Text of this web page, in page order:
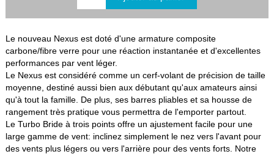
Le nouveau Nexus est doté d'une armature composite
carbone/fibre verre pour une réaction instantanée et d'excellentes
performances par vent léger.
Le Nexus est considéré comme un cerf-volant de précision de taille
moyenne, destiné aussi bien aux débutant qu'aux amateurs ainsi
qu'à tout la famille. De plus, ses barres pliables et sa housse de
rangement très pratique vous permettra de l'emporter partout.
Le Turbo Bride à trois points offre un ajustement facile pour une
large gamme de vent: inclinez simplement le nez vers l'avant pour
des vents plus légers ou vers l'arrière pour des vents forts. Notre